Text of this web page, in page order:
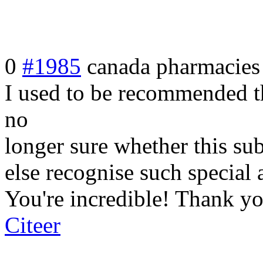
0 #1985 canada pharmacies
I used to be
no
longer sure whether this
else recognise such
You're incredible! Thank
Citeer